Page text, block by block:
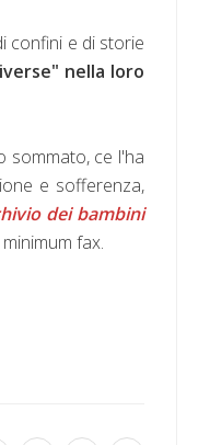
confini e di storie
nella loro
sommato, ce l'ha
e sofferenza,
dei bambini
fax.